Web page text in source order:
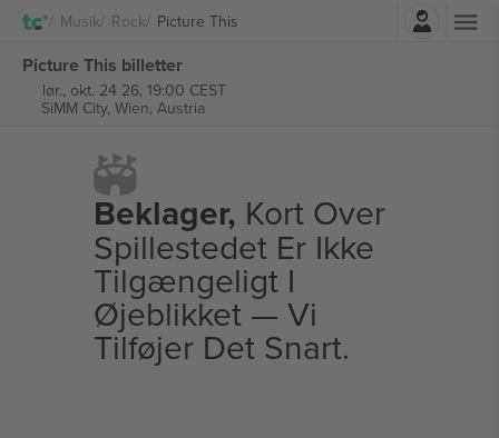
Musik Rock Picture This
Picture This billetter
lør., okt. 24 26, 19:00 CEST
SiMM City, Wien, Austria
Beklager, Kort Over
Spillestedet Er Ikke
Tilgængeligt I
Øjeblikket — Vi
Tilføjer Det Snart.